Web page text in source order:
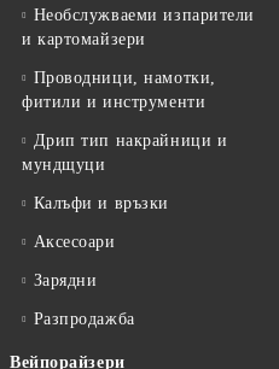
Необслужваеми изпарители
и картомайзери
Проводници, намотки,
фитили и инструменти
Дрип тип накрайници и
мундщуци
Калъфи и връзки
Аксесоари
Зарядни
Разпродажба
Вейпорайзери